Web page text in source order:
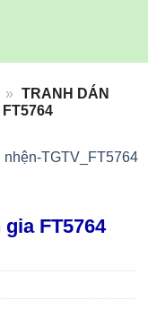
» TRANH DÁN
FT5764